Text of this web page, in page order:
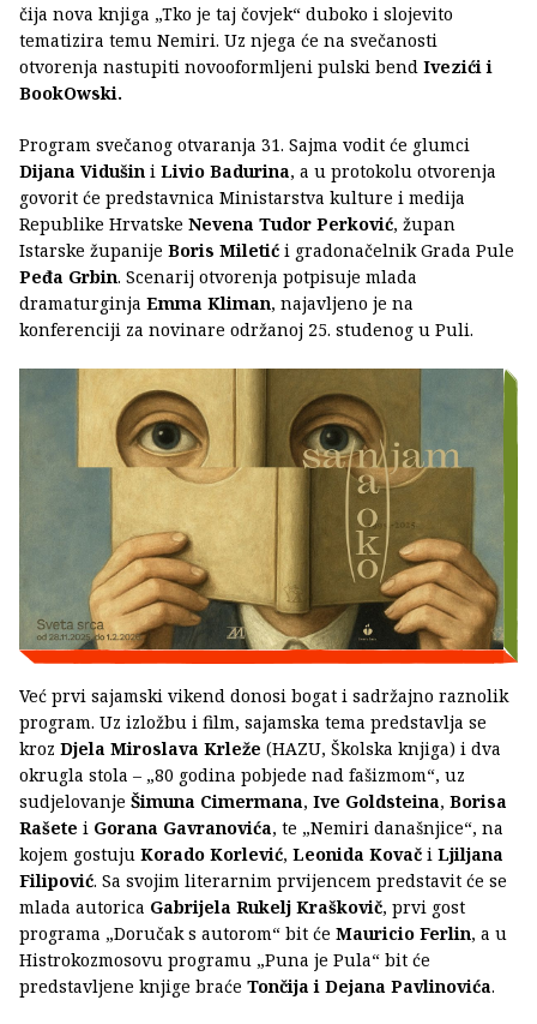
čija nova knjiga „Tko je taj čovjek“ duboko i slojevito
tematizira temu Nemiri. Uz njega će na svečanosti
otvorenja nastupiti novooformljeni pulski bend Ivezići i
BookOwski.
Program svečanog otvaranja 31. Sajma vodit će glumci
Dijana Vidušin i Livio Badurina, a u protokolu otvorenja
govorit će predstavnica Ministarstva kulture i medija
Republike Hrvatske Nevena Tudor Perković, župan
Istarske županije Boris Miletić i gradonačelnik Grada Pule
Peđa Grbin. Scenarij otvorenja potpisuje mlada
dramaturginja Emma Kliman, najavljeno je na
konferenciji za novinare održanoj 25. studenog u Puli.
Već prvi sajamski vikend donosi bogat i sadržajno raznolik
program. Uz izložbu i film, sajamska tema predstavlja se
kroz Djela Miroslava Krleže (HAZU, Školska knjiga) i dva
okrugla stola – „80 godina pobjede nad fašizmom“, uz
sudjelovanje Šimuna Cimermana, Ive Goldsteina, Borisa
Rašete i Gorana Gavranovića, te „Nemiri današnjice“, na
kojem gostuju Korado Korlević, Leonida Kovač i Ljiljana
Filipović. Sa svojim literarnim prvijencem predstavit će se
mlada autorica Gabrijela Rukelj Kraškovič, prvi gost
programa „Doručak s autorom“ bit će Mauricio Ferlin, a u
Histrokozmosovu programu „Puna je Pula“ bit će
predstavljene knjige braće Tončija i Dejana Pavlinovića.